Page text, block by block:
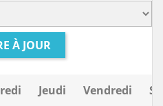
À JOUR
Jeudi Vendredi